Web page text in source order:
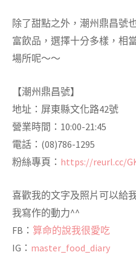
除了甜點之外，潮州鼎昌號
富飲品，選擇十分多樣，相
場所呢～～
【潮州鼎昌號】
地址：屏東縣文化路42號
營業時間：10:00-21:45
電話：(08)786-1295
粉絲專頁： https://reurl.cc/
喜歡我的文字及照片可以給
我寫作的動力^^
FB： 算命的說我很愛吃
IG： master_food_diary